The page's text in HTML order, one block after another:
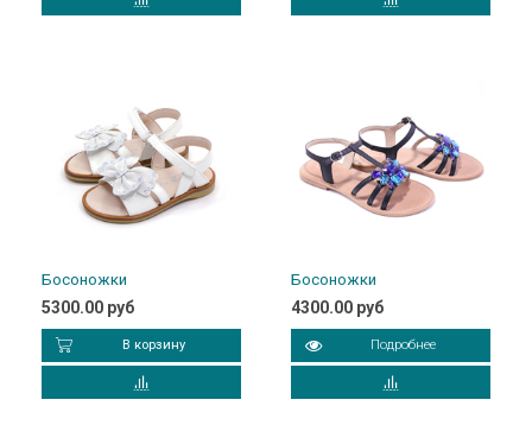
Босоножки
5300.00 руб
В корзину
Босоножки
4300.00 руб
Подробнее